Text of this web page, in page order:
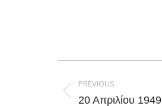
navigation
PREVIOUS
Previous
20 Απριλίου 1949